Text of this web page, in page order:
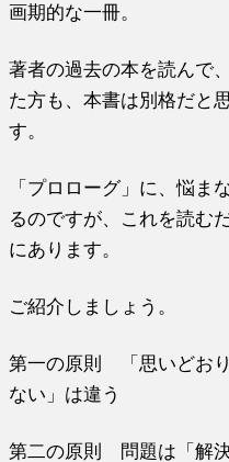
画期的な一冊。
著者の過去の本を読んで
た方も、本書は別格だと
す。
「プロローグ」に、悩ま
るのですが、これを読む
にあります。
ご紹介しましょう。
第一の原則 「思いどお
ない」は違う
第二の原則 問題は「解